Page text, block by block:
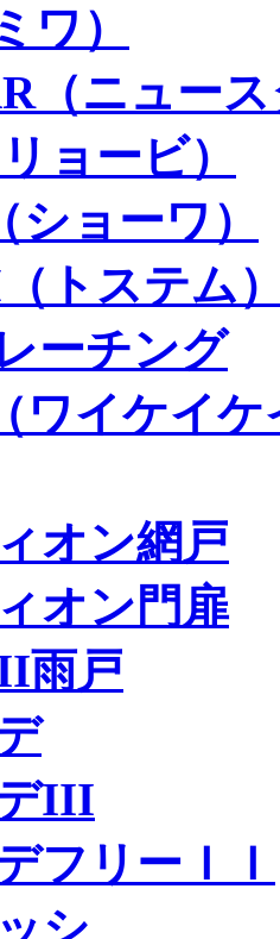
ワ）
（ニュー
ョービ）
ショーワ）
トステム
ーチング
ワイケイケ
オン網戸
オン門扉
雨戸
III
フリーＩＩ
シ